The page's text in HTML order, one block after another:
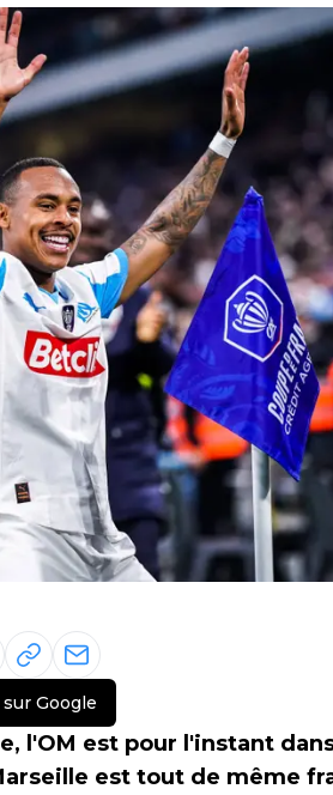
Google
l'OM est pour l'instant
est tout de même